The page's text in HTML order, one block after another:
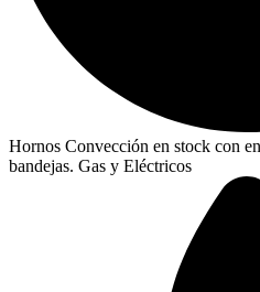
Hornos Convección en stock con
bandejas. Gas y Eléctricos